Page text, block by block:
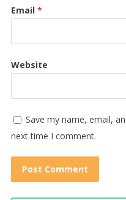
Email *
Website
Save my name, email,
next time I comment.